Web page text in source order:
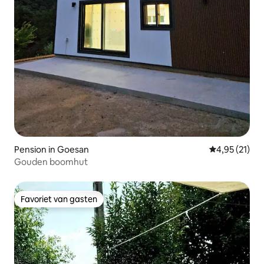
Pension in Goesan Gemiddelde
4,95 (21)
Gouden boomhut
Favoriet van gasten
Favoriet van gasten